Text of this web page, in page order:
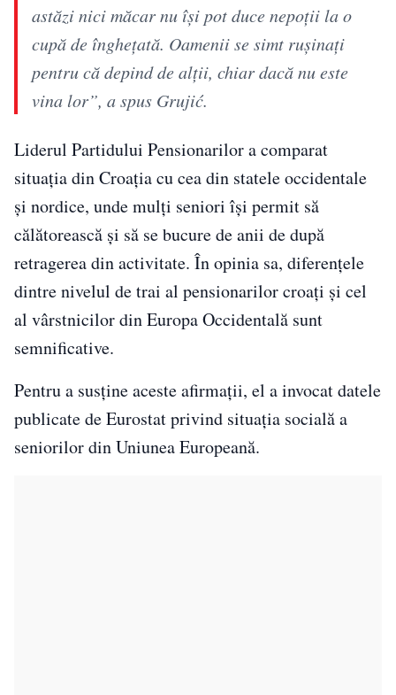
astăzi nici măcar nu își pot duce nepoții la o
cupă de înghețată. Oamenii se simt rușinați
pentru că depind de alții, chiar dacă nu este
vina lor”, a spus Grujić.
Liderul Partidului Pensionarilor a comparat
situația din Croația cu cea din statele occidentale
și nordice, unde mulți seniori își permit să
călătorească și să se bucure de anii de după
retragerea din activitate. În opinia sa, diferențele
dintre nivelul de trai al pensionarilor croați și cel
al vârstnicilor din Europa Occidentală sunt
semnificative.
Pentru a susține aceste afirmații, el a invocat datele
publicate de Eurostat privind situația socială a
seniorilor din Uniunea Europeană.